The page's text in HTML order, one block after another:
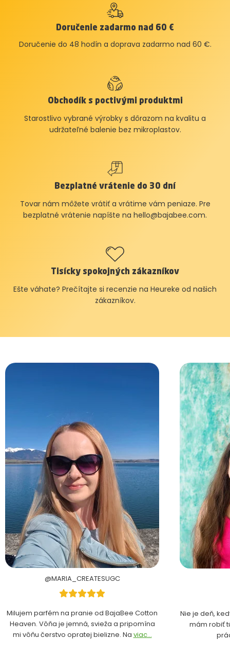
Doručenie zadarmo nad 60 €
Doručenie do 48 hodín a doprava zadarmo nad 60 €.
Obchodík s poctivými produktmi
Starostlivo vybrané výrobky s dôrazom na kvalitu a
udržateľné balenie bez mikroplastov.
Bezplatné vrátenie do 30 dní
Tovar nám môžete vrátiť a vrátime vám peniaze. Pre
bezplatné vrátenie napíšte na hello@bajabee.com.
Tisícky spokojných zákazníkov
Ešte váhate? Prečítajte si recenzie na Heureke od našich
zákazníkov.
@MARIA_CREATESUGC
Milujem parfém na pranie od BajaBee Cotton
Heaven. Vôňa je jemná, svieža a pripomína
mi vôňu čerstvo opratej bielizne. Na viac...
Nie je deň,
mám robiť